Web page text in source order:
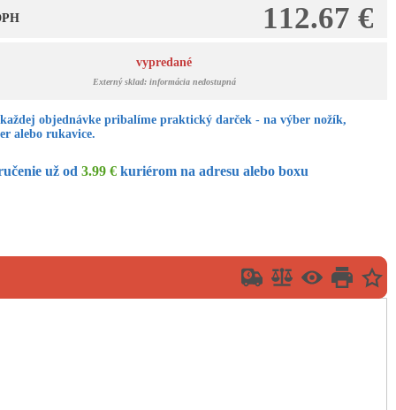
112.67 €
vypredané
Externý sklad: informácia nedostupná
objednávke pribalíme praktický darček - na výber nožík,
alebo rukavice.
už od3.99 € kuriérom na adresu alebo boxu